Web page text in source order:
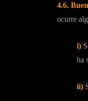
4.6.
ocurre
i)
ha
ii)